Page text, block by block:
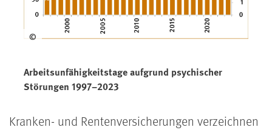
©
Arbeitsunfähigkeitstage aufgrund psychischer
Störungen 1997–2023
Kranken- und Rentenversicherungen verzeichnen